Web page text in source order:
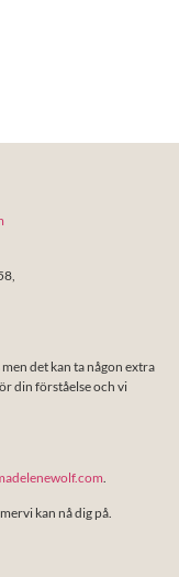
det kan ta någon extra
din förståelse och vi
kan nå dig på.